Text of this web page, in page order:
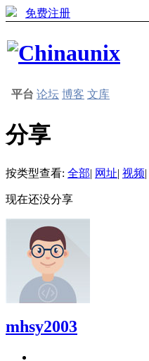
免费注册
平台 论坛 博客 文库
分享
按类型查看: 全部| 网址| 视频|
现在还没分享
mhsy2003